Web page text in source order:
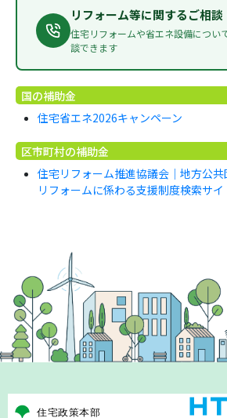
リフォーム等に関するご相談
住宅リフォームや省エネ設備につい
談できます
国の補助金
住宅省エネ2026キャンペーン
区市町村の補助金
住宅リフォーム推進協議会｜地方公
リフォームに係わる支援制度検索サイ